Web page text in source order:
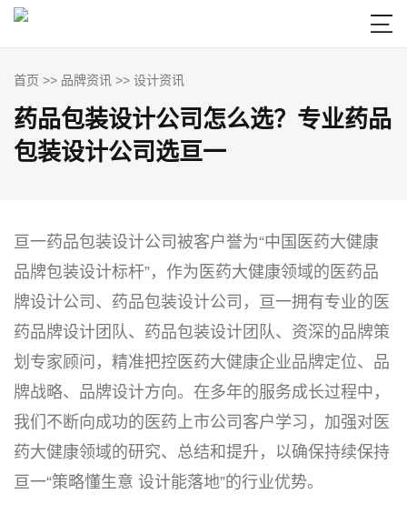

首页 >> 品牌资讯 >> 设计资讯
药品包装设计公司怎么选？专业药品
包装设计公司选亘一
亘一药品包装设计公司被客户誉为“中国医药大健康
品牌包装设计标杆”，作为医药大健康领域的医药品
牌设计公司、药品包装设计公司，亘一拥有专业的医
药品牌设计团队、药品包装设计团队、资深的品牌策
划专家顾问，精准把控医药大健康企业品牌定位、品
牌战略、品牌设计方向。在多年的服务成长过程中，
我们不断向成功的医药上市公司客户学习，加强对医
药大健康领域的研究、总结和提升，以确保持续保持
亘一“策略懂生意 设计能落地”的行业优势。